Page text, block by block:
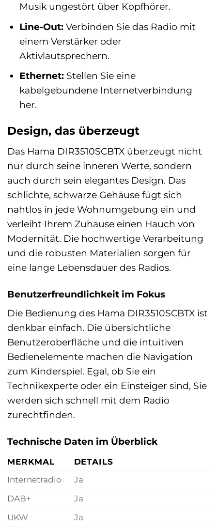
Musik ungestört über Kopfhörer.
Line-Out:Verbinden Sie das Radio mit
einem Verstärker oder
Aktivlautsprechern.
Ethernet:Stellen Sie eine
kabelgebundene Internetverbindung
her.
Design, das überzeugt
Das Hama DIR3510SCBTX überzeugt nicht
nur durch seine inneren Werte, sondern
auch durch sein elegantes Design. Das
schlichte, schwarze Gehäuse fügt sich
nahtlos in jede Wohnumgebung ein und
verleiht Ihrem Zuhause einen Hauch von
Modernität. Die hochwertige Verarbeitung
und die robusten Materialien sorgen für
eine lange Lebensdauer des Radios.
Benutzerfreundlichkeit im Fokus
Die Bedienung des Hama DIR3510SCBTX ist
denkbar einfach. Die übersichtliche
Benutzeroberfläche und die intuitiven
Bedienelemente machen die Navigation
zum Kinderspiel. Egal, ob Sie ein
Technikexperte oder ein Einsteiger sind, Sie
werden sich schnell mit dem Radio
zurechtfinden.
Technische Daten im Überblick
MERKMAL
DETAILS
Internetradio
Ja
DAB+
Ja
UKW
Ja